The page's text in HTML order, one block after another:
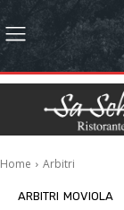
Home Arbitri
ARBITRI MOVIOLA